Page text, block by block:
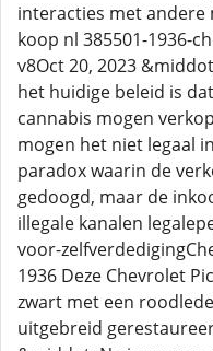
interacties met andere
koop nl 385501-1936-
v8Oct 20, 2023
het huidige beleid is
cannabis mogen
mogen het niet legaal
paradox waarin de
gedoogd, maar de
illegale kanalen
voor-
1936 Deze Chevrolet
zwart met een
uitgebreid